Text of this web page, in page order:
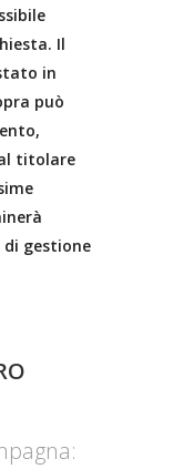
Il
in
può
titolare
di gestione